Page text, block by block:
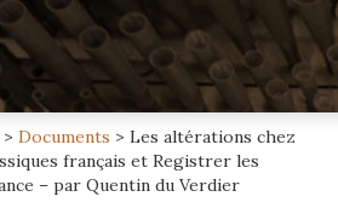
> Documents > Les altérations chez
français et Registrer les
– par Quentin du Verdier